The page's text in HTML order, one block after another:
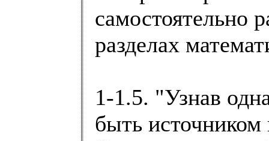
самостоятельно
разделах
1-1.5. "Узнав
быть